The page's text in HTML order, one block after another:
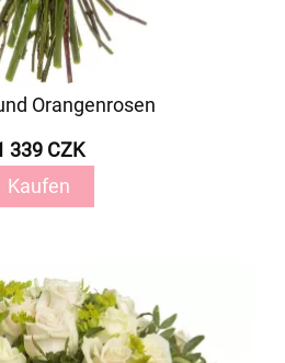
Orangenrosen
339 CZK
Kaufen